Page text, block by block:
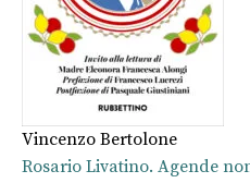
Vincenzo Bertolone
Rosario Livatino. Agende